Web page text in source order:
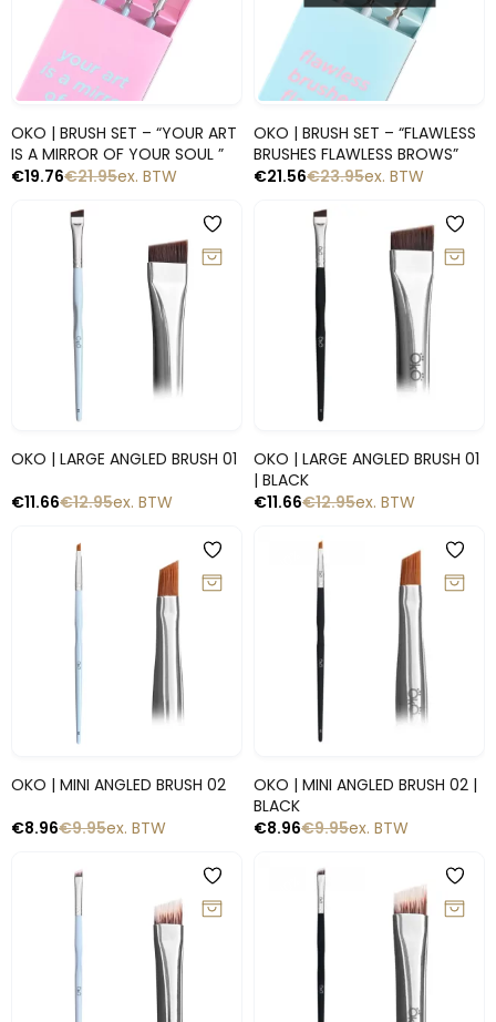
OKO | BRUSH SET – “YOUR ART
IS A MIRROR OF YOUR SOUL ”
€21.95
€19.76 ex. BTW
OKO | BRUSH SET – “FLAWLESS
BRUSHES FLAWLESS BROWS”
€23.95
€21.56 ex. BTW
OKO | LARGE ANGLED BRUSH 01
€12.95
€11.66 ex. BTW
OKO | LARGE ANGLED BRUSH 01
| BLACK
€12.95
€11.66 ex. BTW
OKO | MINI ANGLED BRUSH 02
€9.95
€8.96 ex. BTW
OKO | MINI ANGLED BRUSH 02 |
BLACK
€9.95
€8.96 ex. BTW